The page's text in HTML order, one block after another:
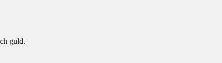
guld.